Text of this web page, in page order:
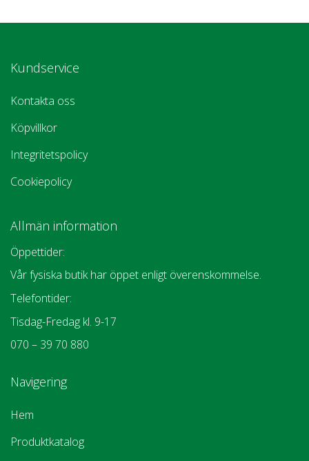
Kundservice
Kontakta oss
Köpvillkor
Integritetspolicy
Cookiepolicy
Allmän information
Öppettider:
Vår fysiska butik har öppet enligt överenskommelse.
Telefontider:
Tisdag-Fredag kl. 9-17
070 – 39 70 880
Navigering
Hem
Produktkatalog